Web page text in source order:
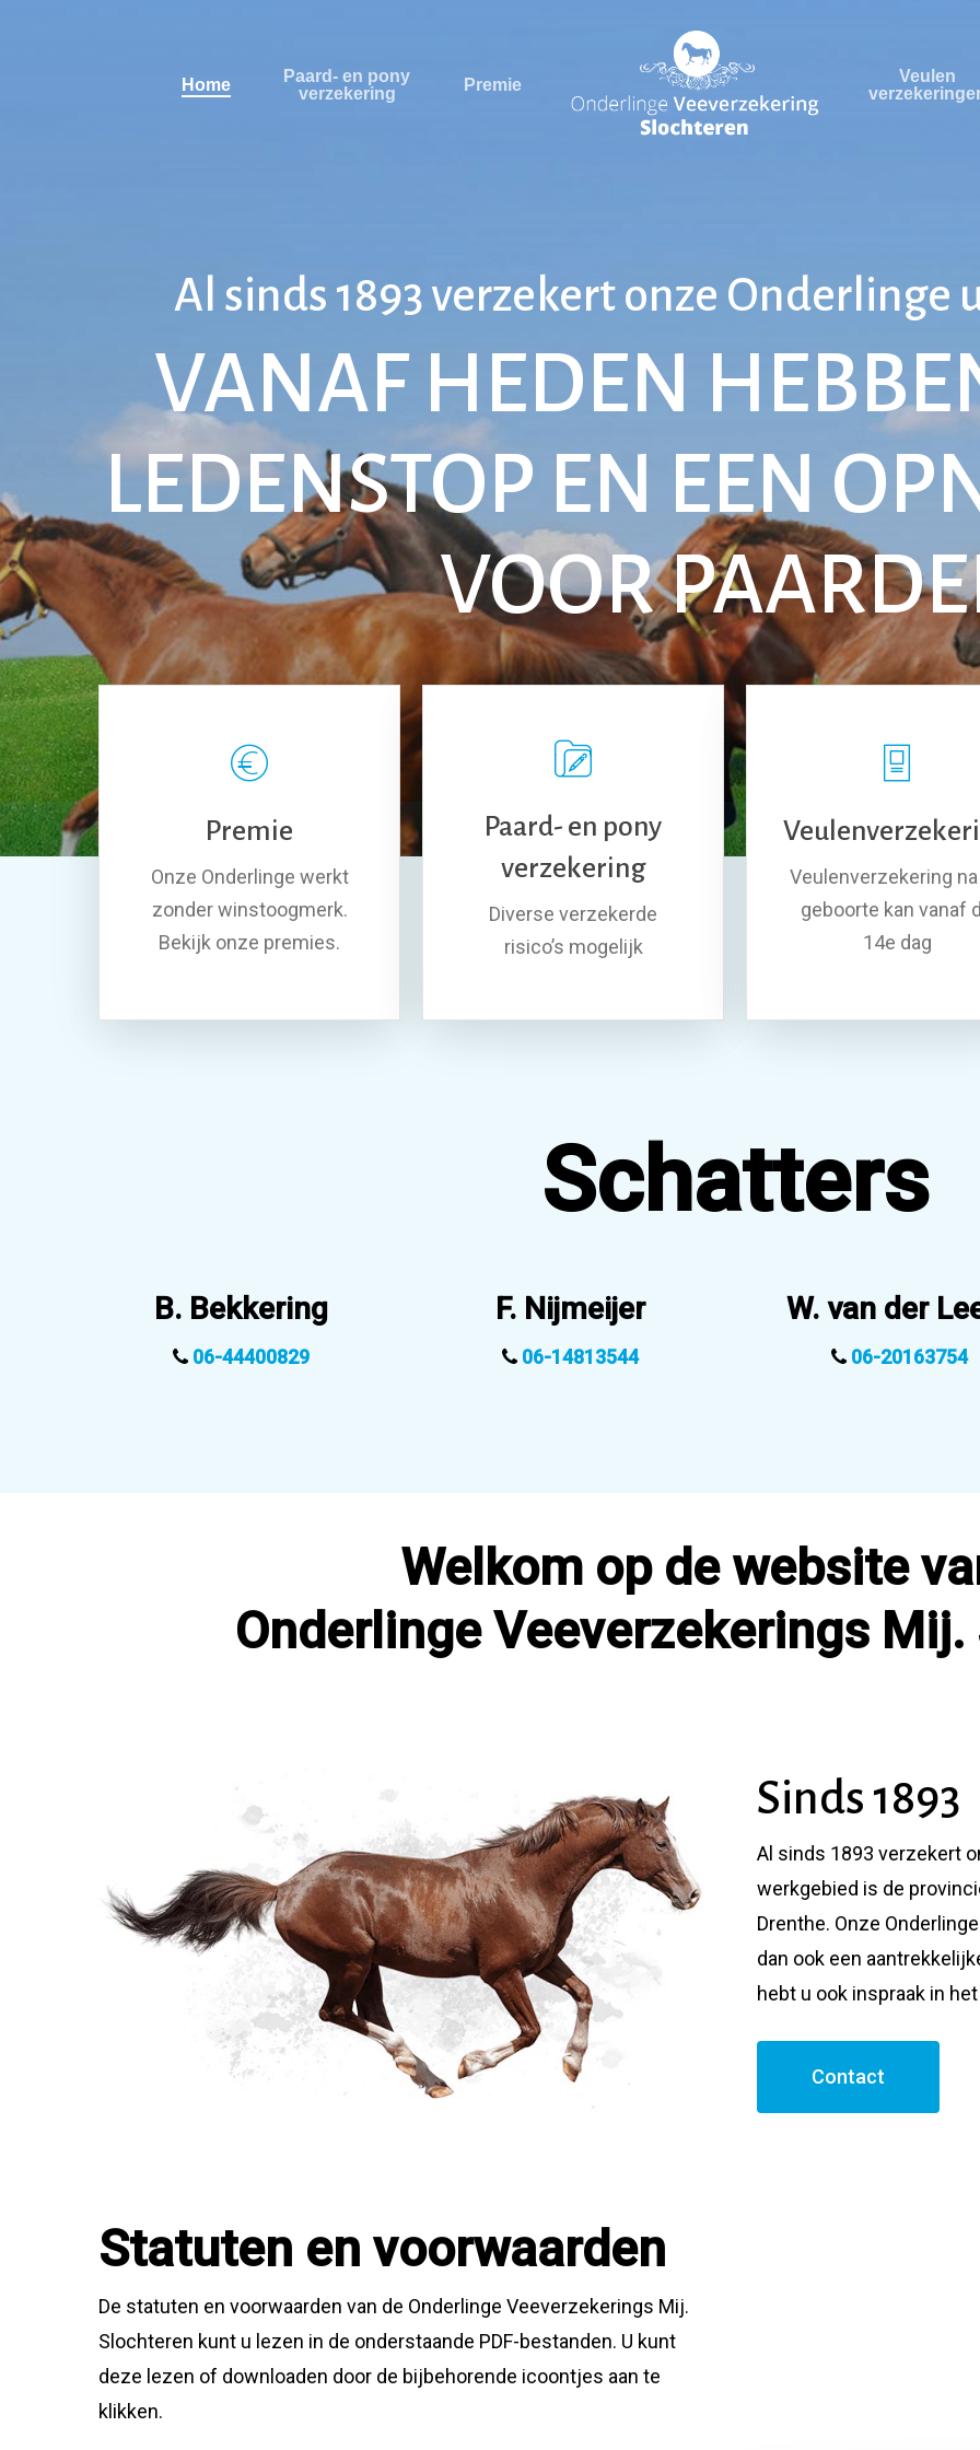
Home
Paard- en pony
verzekering
Premie
Veulen
Al sinds 1893 verzekert onze Onderlinge
VANAF HEDEN
LEDENSTOP EN EEN
VOOR
Premie
Onze Onderlinge werkt
zonder winstoogmerk.
Bekijk onze premies.
Paard- en pony
verzekering
Diverse verzekerde
risico’s mogelijk
Veulenverzekering
geboorte kan vanaf
14e dag
Schatters
B. Bekkering
06-44400829
F. Nijmeijer
06-14813544
W. van der
06-20163754
Welkom op de website
Onderlinge Veeverzekerings
Sinds 1893
Al sinds 1893 verzekert
werkgebied is de
Drenthe. Onze
dan ook een
hebt u ook inspraak in
Contact
Statuten en voorwaarden
De statuten en voorwaarden van de Onderlinge Veeverzekerings Mij.
Slochteren kunt u lezen in de onderstaande PDF-bestanden. U kunt
deze lezen of downloaden door de bijbehorende icoontjes aan te
klikken.